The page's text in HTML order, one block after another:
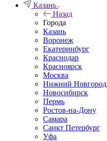
Казань
Назад
Города
Казань
Воронеж
Екатеринбург
Краснодар
Красноярск
Москва
Нижний Новгород
Новосибирск
Пермь
Ростов-на-Дону
Самара
Санкт Петербург
Уфа